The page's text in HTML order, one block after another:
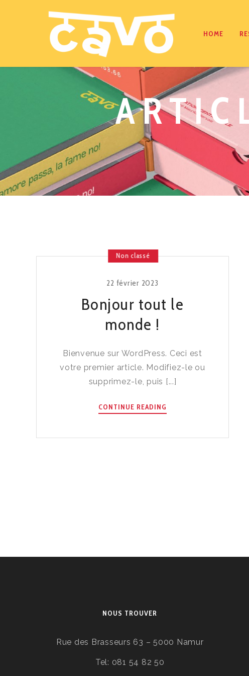
HOME
Non classé
22 février 2023
Bonjour tout le
monde !
Bienvenue sur WordPress. Ceci est
votre premier article. Modifiez-le ou
supprimez-le, puis [...]
CONTINUE READING
NOUS TROUVER
Rue des Brasseurs 63 – 5000 Namur
Tel: 081 54 82 50